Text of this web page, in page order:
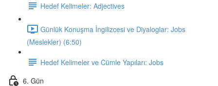
Hedef Kelimeler: Adjectives
Günlük Konuşma İngilizcesi ve Diyaloglar: Jobs
(Meslekler) (6:50)
Hedef Kelimeler ve Cümle Yapıları: Jobs
6. Gün